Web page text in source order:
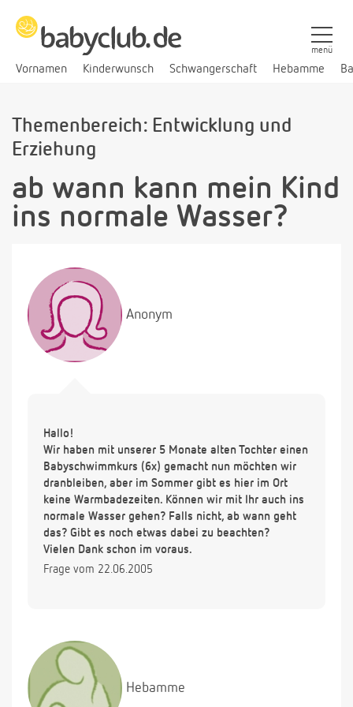
Vornamen Kinderwunsch Schwangerschaft Hebamme
menü
Themenbereich: Entwicklung und
Erziehung
ab wann kann mein Kind
ins normale Wasser?
Anonym
Hallo!
Wir haben mit unserer 5 Monate alten Tochter einen
Babyschwimmkurs (6x) gemacht nun möchten wir
dranbleiben, aber im Sommer gibt es hier im Ort
keine Warmbadezeiten. Können wir mit Ihr auch ins
normale Wasser gehen? Falls nicht, ab wann geht
das? Gibt es noch etwas dabei zu beachten?
Vielen Dank schon im voraus.
Frage vom 22.06.2005
Hebamme